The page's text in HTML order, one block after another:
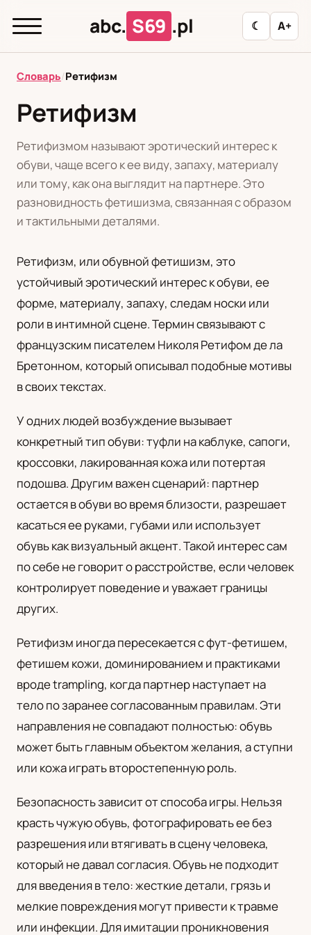
abc. S69 .pl ☾ A+
abc.
Б
Л
М Н О П Р С Т
У
Ф
Ц Ш Э
Polski Русский
Українська
Словарь/Ретифизм
Ретифизм
Ретифизмом называют эротический интерес к
обуви, чаще всего к ее виду, запаху, материалу
или тому, как она выглядит на партнере. Это
разновидность фетишизма, связанная с образом
и тактильными деталями.
Ретифизм, или обувной фетишизм, это
устойчивый эротический интерес к обуви, ее
форме, материалу, запаху, следам носки или
роли в интимной сцене. Термин связывают с
французским писателем Николя Ретифом де ла
Бретонном, который описывал подобные мотивы
в своих текстах.
У одних людей возбуждение вызывает
конкретный тип обуви: туфли на каблуке, сапоги,
кроссовки, лакированная кожа или потертая
подошва. Другим важен сценарий: партнер
остается в обуви во время близости, разрешает
касаться ее руками, губами или использует
обувь как визуальный акцент. Такой интерес сам
по себе не говорит о расстройстве, если человек
контролирует поведение и уважает границы
других.
Ретифизм иногда пересекается с фут-фетишем,
фетишем кожи, доминированием и практиками
вроде trampling, когда партнер наступает на
тело по заранее согласованным правилам. Эти
направления не совпадают полностью: обувь
может быть главным объектом желания, а ступни
или кожа играть второстепенную роль.
Безопасность зависит от способа игры. Нельзя
красть чужую обувь, фотографировать ее без
разрешения или втягивать в сцену человека,
который не давал согласия. Обувь не подходит
для введения в тело: жесткие детали, грязь и
мелкие повреждения могут привести к травме
или инфекции. Для имитации проникновения